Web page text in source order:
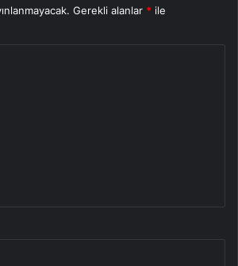
Gerekli alanlar * ile